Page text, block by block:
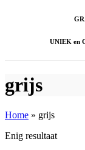
UNIEK en
grijs
Home » grijs
Enig resultaat